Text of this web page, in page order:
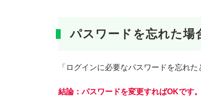
パスワードを忘れた場
「ログインに必要なパスワードを忘れた
結論：パスワードを変更すればOKです。